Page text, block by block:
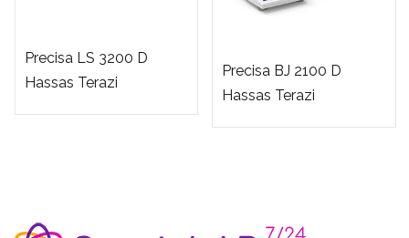
Precisa LS 3200 D
Hassas Terazi
Precisa BJ 2100 D
Hassas Terazi